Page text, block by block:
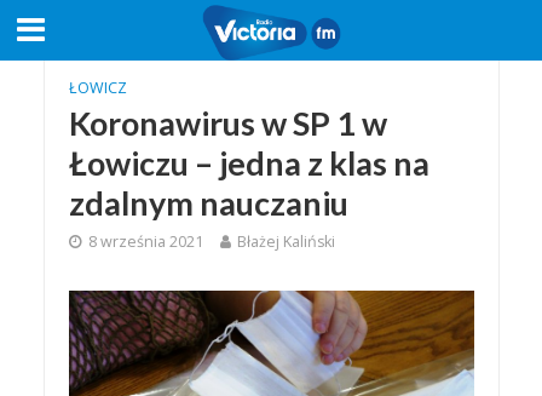
ŁOWICZ
Koronawirus w SP 1 w
Łowiczu – jedna z klas na
zdalnym nauczaniu
8 września 2021 Błażej Kaliński